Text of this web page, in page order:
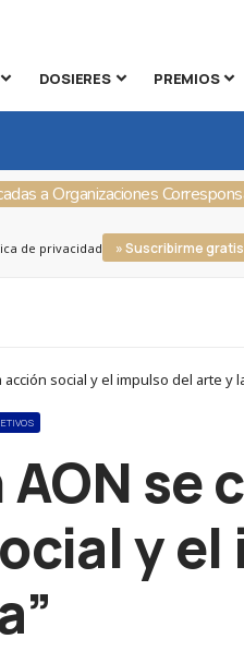
DOSIERES PREMIOS
a Organizaciones
de privacidad » Suscribirme gratis
social y el impulso del arte y
se
y